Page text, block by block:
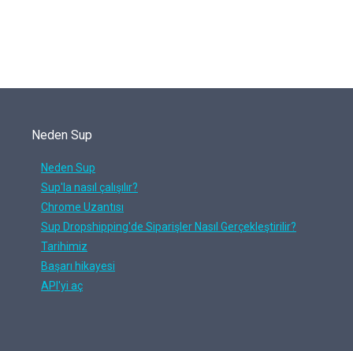
Neden Sup
Neden Sup
Sup'la nasıl çalışılır?
Chrome Uzantısı
Sup Dropshipping'de Siparişler Nasıl Gerçekleştirilir?
Tarihimiz
Başarı hikayesi
API'yi aç